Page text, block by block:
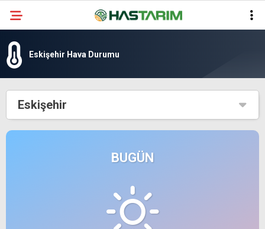
Eskişehir Hava Durumu
Eskişehir
BUGÜN